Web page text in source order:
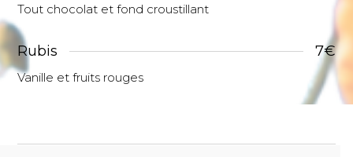
Tout chocolat et fond croustillant
Rubis 7€
Vanille et fruits rouges